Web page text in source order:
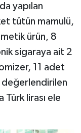
yapılan
tütün mamulü,
ürün, 8
sigaraya ait 2
11 adet
lirası ele